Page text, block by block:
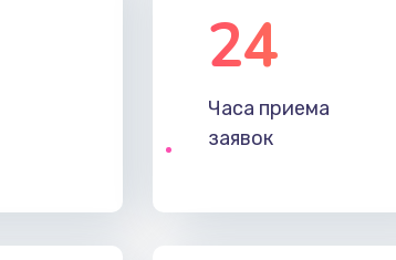
24
Часа приема
заявок